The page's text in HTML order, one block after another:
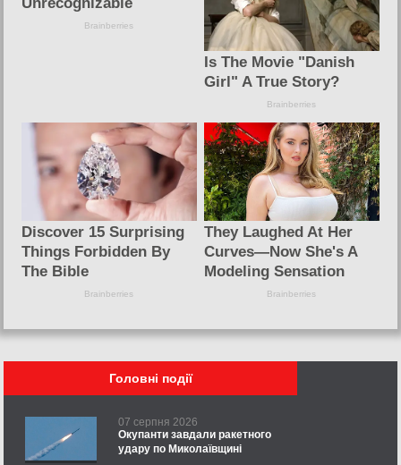
Головні події
07 серпня 2026
Окупанти завдали ракетного
удару по Миколаївщині